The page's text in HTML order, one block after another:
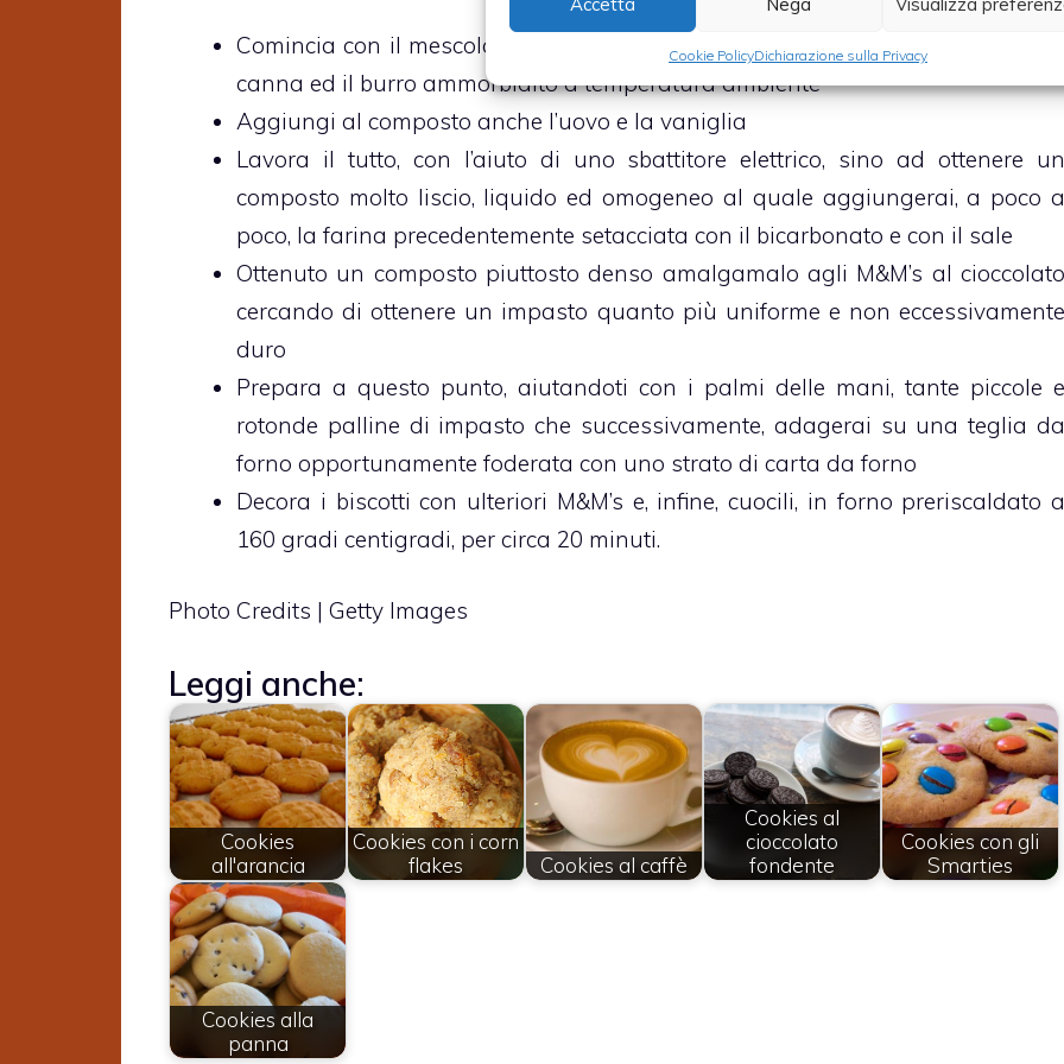
Cookie PolicyDichiarazione sulla Privacy
Comincia con il mescolare, in una capiente terrina, lo zucchero, lo zucchero di
canna ed il burro ammorbidito a temperatura ambiente
Aggiungi al composto anche l’uovo e la vaniglia
Lavora il tutto, con l’aiuto di uno sbattitore elettrico, sino ad ottenere un
composto molto liscio, liquido ed omogeneo al quale aggiungerai, a poco a
poco, la farina precedentemente setacciata con il bicarbonato e con il sale
Ottenuto un composto piuttosto denso amalgamalo agli M&M’s al cioccolato
cercando di ottenere un impasto quanto più uniforme e non eccessivamente
duro
Prepara a questo punto, aiutandoti con i palmi delle mani, tante piccole e
rotonde palline di impasto che successivamente, adagerai su una teglia da
forno opportunamente foderata con uno strato di carta da forno
Decora i biscotti con ulteriori M&M’s e, infine, cuocili, in forno preriscaldato a
160 gradi centigradi, per circa 20 minuti.
Photo Credits | Getty Images
Leggi anche:
Cookies
all'arancia
Cookies con i corn
flakes
Cookies al caffè
Cookies al
cioccolato
fondente
Cookies con gli
Smarties
Cookies alla
panna